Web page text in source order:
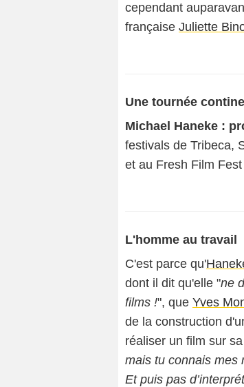
cependant
française Juliette
Une tournée
Michael Haneke :
festivals de Tribeca,
et au Fresh Film
L'homme au travail
C'est parce qu'
dont il dit qu'elle "ne
films !", que Yves
de la construction
réaliser un film sur
mais tu connais mes
Et puis pas